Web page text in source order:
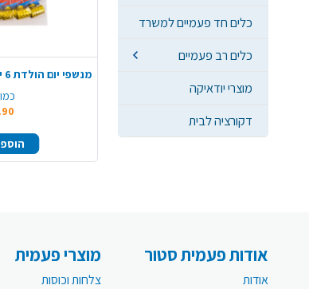
כלים חד פעמיים למשרד
כלים רב פעמיים
מוצרי יודאיקה
דקורציה לבית
אודות פעמית סטור
אודות
מוצרי פעמית
צלחות וכוסות